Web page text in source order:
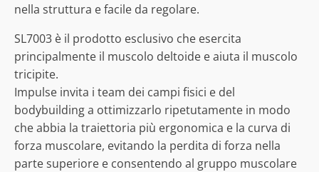
nella struttura e facile da regolare.
SL7003 è il prodotto esclusivo che esercita
principalmente il muscolo deltoide e aiuta il muscolo
tricipite.
Impulse invita i team dei campi fisici e del
bodybuilding a ottimizzarlo ripetutamente in modo
che abbia la traiettoria più ergonomica e la curva di
forza muscolare, evitando la perdita di forza nella
parte superiore e consentendo al gruppo muscolare